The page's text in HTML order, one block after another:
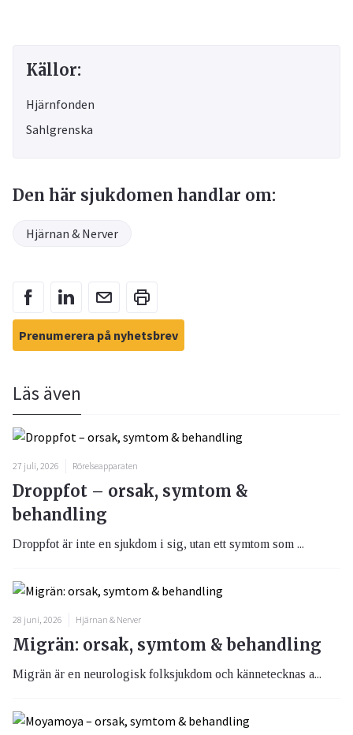
Källor:
Hjärnfonden
Sahlgrenska
Den här sjukdomen handlar om:
Hjärnan & Nerver
Prenumerera på nyhetsbrev
Läs även
27 juli, 2026 Rörelseapparaten
Droppfot – orsak, symtom &
behandling
Droppfot är inte en sjukdom i sig, utan ett symtom som ...
28 juni, 2026 Hjärnan & Nerver
Migrän: orsak, symtom & behandling
Migrän är en neurologisk folksjukdom och kännetecknas a...